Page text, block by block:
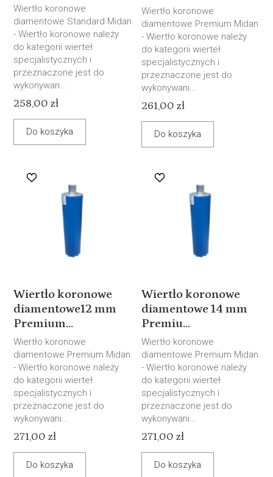
Wiertło koronowe
diamentowe Standard Midan
- Wiertło koronowe należy
do kategorii wierteł
specjalistycznych i
przeznaczone jest do
wykonywan...
258,00 zł
Do koszyka
Wiertło koronowe
diamentowe Premium Midan
- Wiertło koronowe należy
do kategorii wierteł
specjalistycznych i
przeznaczone jest do
wykonywani...
261,00 zł
Do koszyka
Wiertło koronowe
diamentowe12 mm
Premium...
Wiertło koronowe
diamentowe Premium Midan
- Wiertło koronowe należy
do kategorii wierteł
specjalistycznych i
przeznaczone jest do
wykonywani...
271,00 zł
Do koszyka
Wiertło koronowe
diamentowe 14 mm
Premiu...
Wiertło koronowe
diamentowe Premium Midan
- Wiertło koronowe należy
do kategorii wierteł
specjalistycznych i
przeznaczone jest do
wykonywani...
271,00 zł
Do koszyka